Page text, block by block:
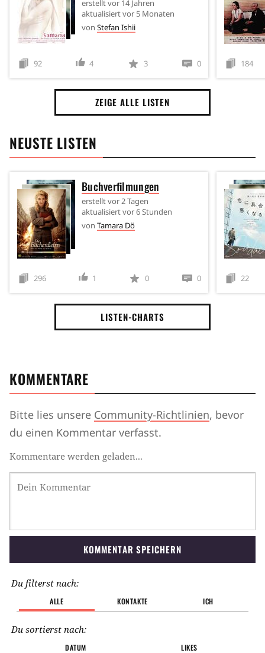
erstelltvor 14 Jahren
aktualisiertvor 5 Monaten
von Stefan Ishii
92 4 3 0 184
ZEIGE ALLE LISTEN
NEUSTE LISTEN
Buchverfilmungen
erstelltvor 2 Tagen
aktualisiertvor 6 Stunden
von Tamara Dö
296 1 0 0 22
LISTEN-CHARTS
KOMMENTARE
Bitte lies unsere Community-Richtlinien, bevor
du einen Kommentar verfasst.
Kommentare werden geladen...
KOMMENTAR SPEICHERN
Du filterst nach:
ALLE KONTAKTE ICH
Du sortierst nach:
DATUM LIKES